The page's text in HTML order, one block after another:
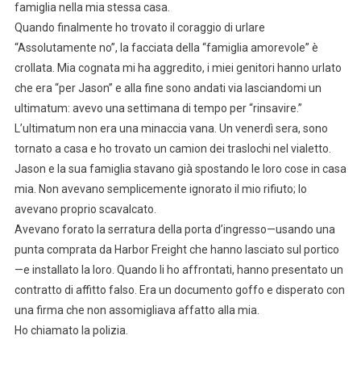
famiglia nella mia stessa casa.
Quando finalmente ho trovato il coraggio di urlare
“Assolutamente no”, la facciata della “famiglia amorevole” è
crollata. Mia cognata mi ha aggredito, i miei genitori hanno urlato
che era “per Jason” e alla fine sono andati via lasciandomi un
ultimatum: avevo una settimana di tempo per “rinsavire.”
L’ultimatum non era una minaccia vana. Un venerdì sera, sono
tornato a casa e ho trovato un camion dei traslochi nel vialetto.
Jason e la sua famiglia stavano già spostando le loro cose in casa
mia. Non avevano semplicemente ignorato il mio rifiuto; lo
avevano proprio scavalcato.
Avevano forato la serratura della porta d’ingresso—usando una
punta comprata da Harbor Freight che hanno lasciato sul portico
—e installato la loro. Quando li ho affrontati, hanno presentato un
contratto di affitto falso. Era un documento goffo e disperato con
una firma che non assomigliava affatto alla mia.
Ho chiamato la polizia.